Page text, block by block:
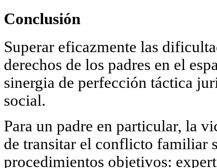
Conclusión
Superar eficazmente las
derechos de los padres en el
sinergia de perfección táctica
social.
Para un padre en particular, la
de transitar el conflicto familiar
procedimientos objetivos: